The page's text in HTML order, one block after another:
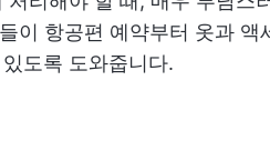
이 항공편 예약부터 옷과 액
도록 도와줍니다.